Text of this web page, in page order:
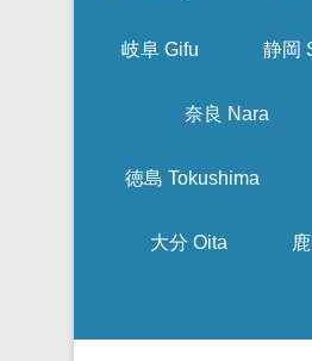
岐阜 Gifu 静岡
奈良 Nara
徳島 Tokushima
大分 Oita